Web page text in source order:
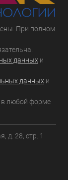
При полном
данных и
данных и
в любой форме
д. 28, стр. 1